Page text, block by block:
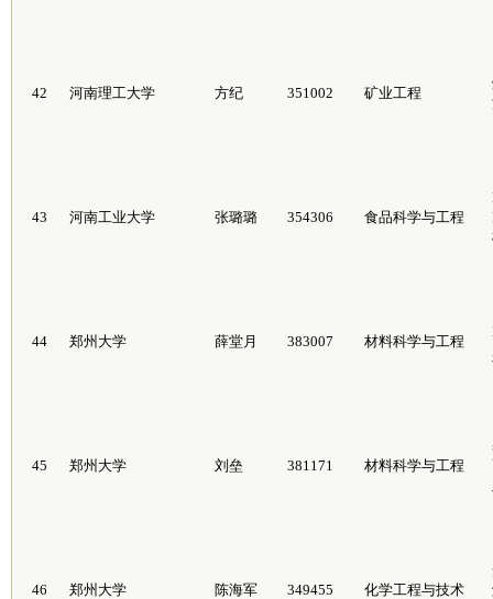
42 河南理工大学 方纪 351002 矿业工程
43 河南工业大学 张璐璐 354306 食品科学与工程
44 郑州大学 薛堂月 383007 材料科学与工程
45 郑州大学 刘垒 381171 材料科学与工程
46 郑州大学 陈海军 349455 化学工程与技术